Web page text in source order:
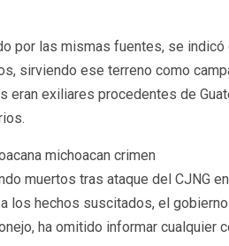
por las mismas fuentes, se
sirviendo ese terreno como
eran exiliares procedentes de
muertos tras ataque del CJNG
los hechos suscitados, el
ha omitido informar cualquier